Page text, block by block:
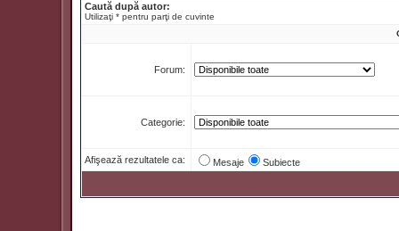
Caută după autor:
Utilizaţi * pentru parţi de cuvinte
Forum:
Categorie:
Afişează rezultatele ca: Mesaje Subiecte